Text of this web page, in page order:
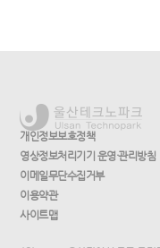
개인정보보호정책
영상정보처리기기 운영·관리방침
이메일무단수집거부
이용약관
사이트맵